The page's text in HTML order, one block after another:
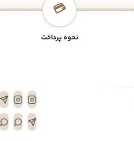
💳
نحوه پرداخت